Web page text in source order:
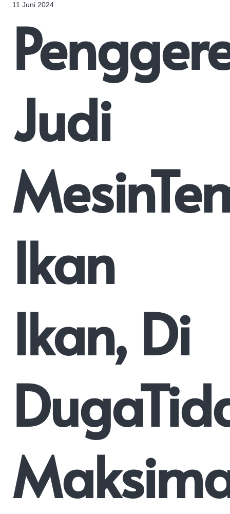
11 Juni 2024
Judi
Ikan
Ikan, Di